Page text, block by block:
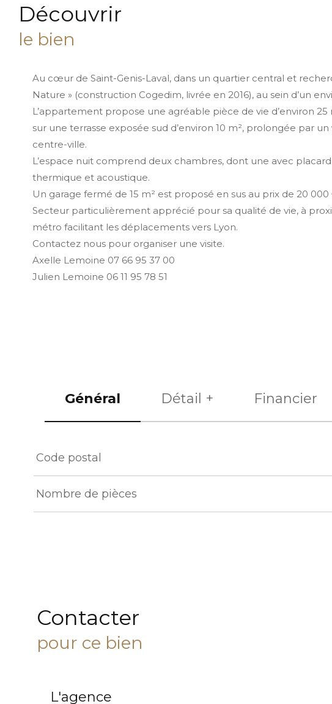
découvrir
le bien
Au cœur de Saint-Genis-Laval, dans un quartier central et
Nature » (construction Cogedim, livrée en 2016), au sein d’un
L’appartement propose une agréable pièce de vie d’environ
sur une terrasse exposée sud d’environ 10 m², prolongée par
centre-ville.
L’espace nuit comprend deux chambres, dont une avec
thermique et acoustique.
Un garage fermé de 15 m² est proposé en sus au prix de 20 000
Secteur particulièrement apprécié pour sa qualité de vie, à
métro facilitant les déplacements vers Lyon.
Contactez nous pour organiser une visite.
Axelle Lemoine 07 66 95 37 00
Julien Lemoine 06 11 95 78 51
Général Détail + Financier
TRAD_ZEPHYR_Caracteristique
Code postal
Nombre de pièces
Contacter
pour ce bien
L'agence